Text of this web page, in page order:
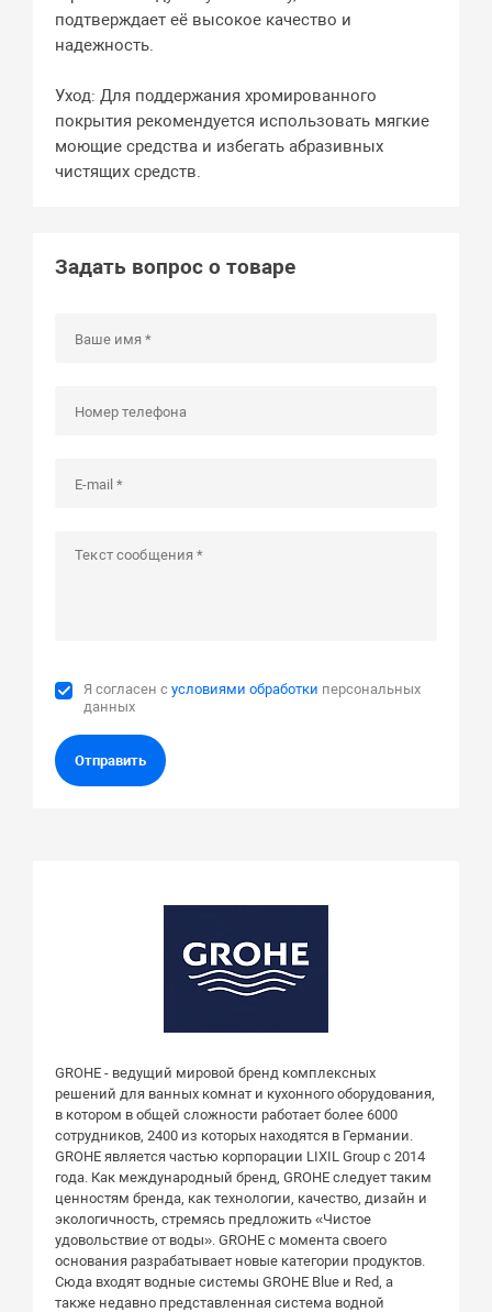
подтверждает её высокое качество и
надежность.
Уход: Для поддержания хромированного
покрытия рекомендуется использовать мягкие
моющие средства и избегать абразивных
чистящих средств.
Задать вопрос о товаре
Я согласен сусловиями обработки персональных
данных
Отправить
GROHE - ведущий мировой бренд комплексных
решений для ванных комнат и кухонного оборудования,
в котором в общей сложности работает более 6000
сотрудников, 2400 из которых находятся в Германии.
GROHE является частью корпорации LIXIL Group с 2014
года. Как международный бренд, GROHE следует таким
ценностям бренда, как технологии, качество, дизайн и
экологичность, стремясь предложить «Чистое
удовольствие от воды». GROHE с момента своего
основания разрабатывает новые категории продуктов.
Сюда входят водные системы GROHE Blue и Red, а
также недавно представленная система водной